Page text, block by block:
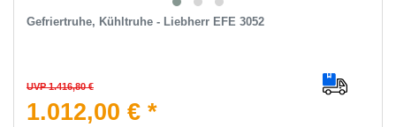
Gefriertruhe, Kühltruhe - Liebherr EFE 3052
UVP 1.416,80 €
1.012,00 € *